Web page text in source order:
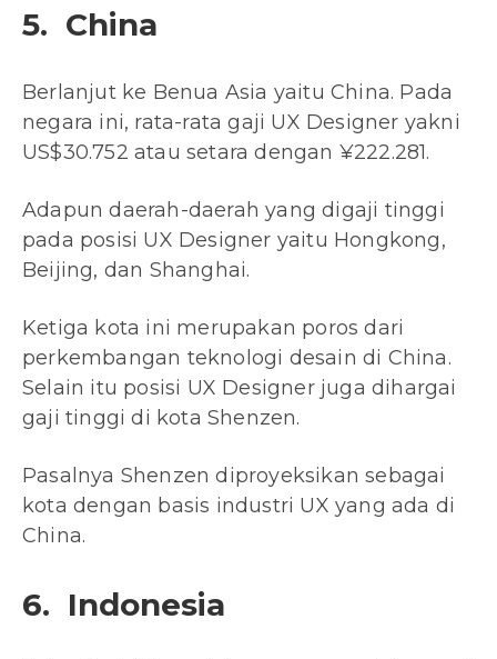
5. China
Berlanjut ke Benua Asia yaitu China. Pada
negara ini, rata-rata gaji UX Designer yakni
US$30.752 atau setara dengan ¥222.281.
Adapun daerah-daerah yang digaji tinggi
pada posisi UX Designer yaitu Hongkong,
Beijing, dan Shanghai.
Ketiga kota ini merupakan poros dari
perkembangan teknologi desain di China.
Selain itu posisi UX Designer juga dihargai
gaji tinggi di kota Shenzen.
Pasalnya Shenzen diproyeksikan sebagai
kota dengan basis industri UX yang ada di
China.
6. Indonesia